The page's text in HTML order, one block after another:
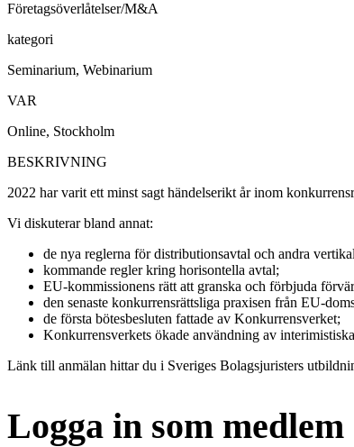
Företagsöverlåtelser/M&A
kategori
Seminarium, Webinarium
VAR
Online, Stockholm
BESKRIVNING
2022 har varit ett minst sagt händelserikt år inom
Vi diskuterar bland annat:
de nya reglerna för distributionsavtal och andra
kommande regler kring horisontella avtal;
EU-kommissionens rätt att granska och förbjuda
den senaste konkurrensrättsliga praxisen från EU-
de första bötesbesluten fattade av Konkurrensverket;
Konkurrensverkets ökade användning av
Länk till anmälan hittar du i Sveriges Bolagsjuristers
Logga in som medlem